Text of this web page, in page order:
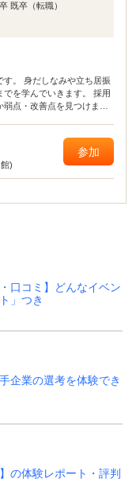
既卒（転職）
。 身だしなみや立ち居振
を学んでいきます。 採用
点・改善点を見つけまし
)
参加
口コミ】どんなイベン
」つき
企業の選考を体験でき
の体験レポート・評判